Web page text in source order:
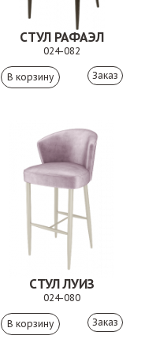
СТУЛ РАФАЭЛ
024-082
Заказ
СТУЛ ЛУИЗ
024-080
Заказ